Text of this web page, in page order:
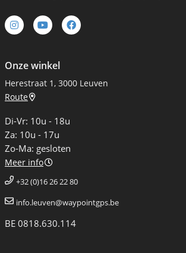
Onze winkel
Herestraat 1, 3000 Leuven
Route
Di-Vr: 10u - 18u
Za: 10u - 17u
Zo-Ma: gesloten
Meer info
+32 (0)16 26 22 80
info.leuven@waypointgps.be
BE 0818.630.114